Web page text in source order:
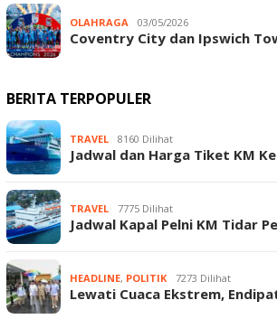
OLAHRAGA 03/05/2026
Coventry City dan Ipswich
BERITA TERPOPULER
TRAVEL 8160 Dilihat
Jadwal dan Harga Tiket KM
TRAVEL 7775 Dilihat
Jadwal Kapal Pelni KM Tidar
HEADLINE, POLITIK 7273 Dilihat
Lewati Cuaca Ekstrem,